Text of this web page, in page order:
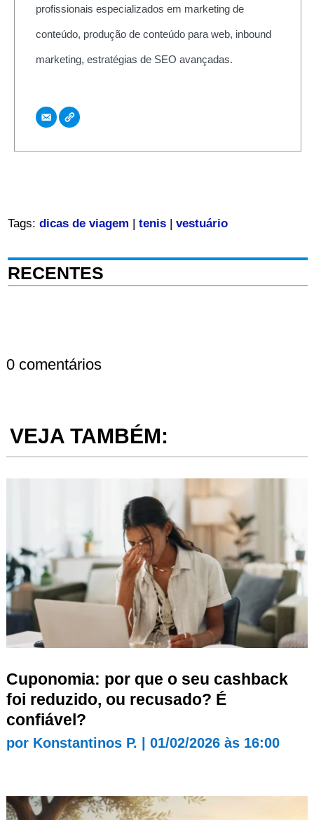
profissionais especializados em marketing de
conteúdo, produção de conteúdo para web, inbound
marketing, estratégias de SEO avançadas.
Tags: dicas de viagem | tenis| vestuário
RECENTES
0 comentários
VEJA TAMBÉM:
Cuponomia: por que o seu cashback
foi reduzido, ou recusado? É
confiável?
por Konstantinos P. 01/02/2026 às 16:00